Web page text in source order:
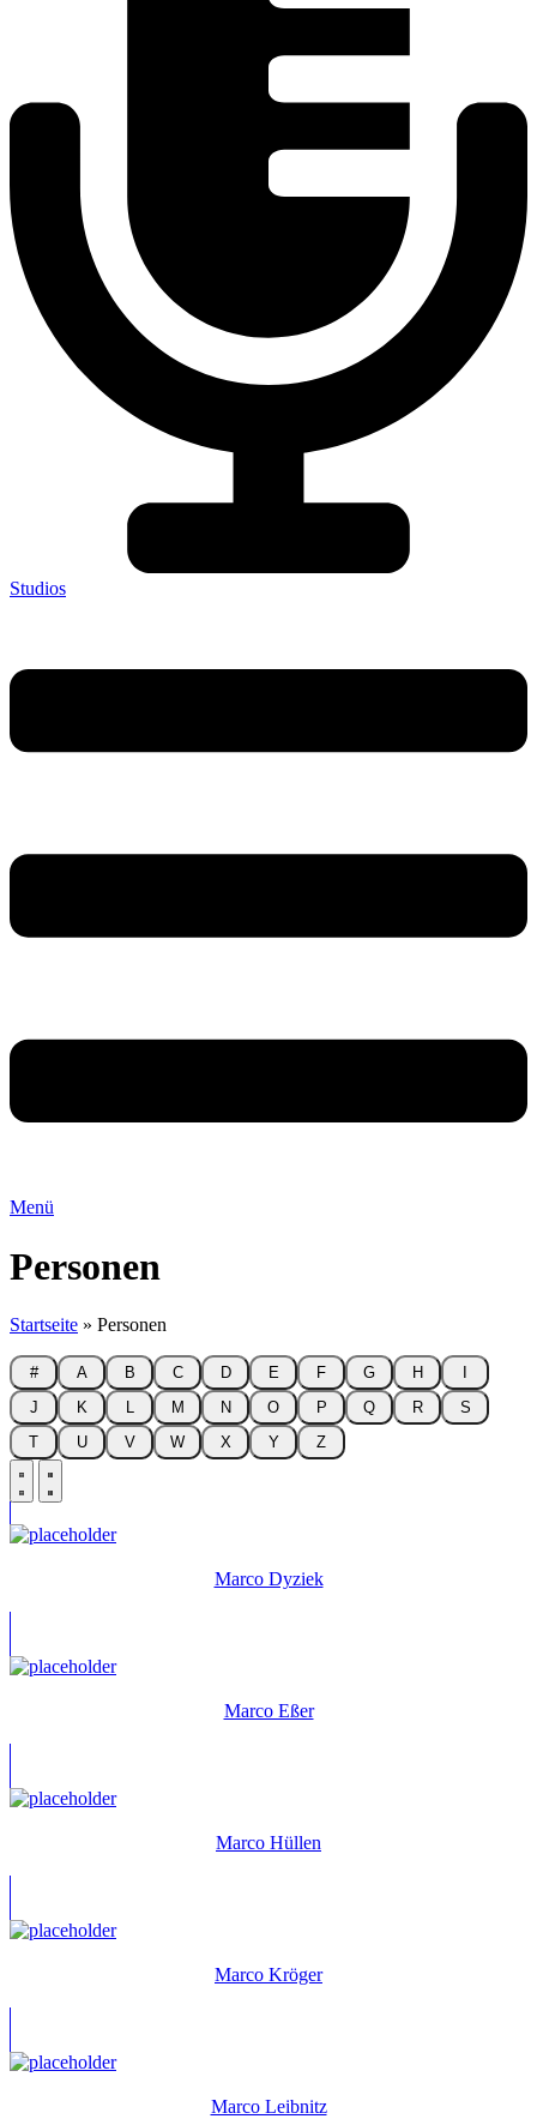
Studios
Menü
Personen
Startseite » Personen
# A B C D E F G H
J
K M N O P Q R
S
T
U V W X Y Z
Marco Dyziek
Marco Eßer
Marco Hüllen
Marco Kröger
Marco Leibnitz